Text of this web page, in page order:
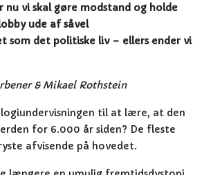
nu vi skal gøre modstand og holde
ude af såvel
som det politiske liv – ellers ender vi
& Mikael Rothstein
til at lære, at den
for 6.000 år siden? De fleste
afvisende på hovedet.